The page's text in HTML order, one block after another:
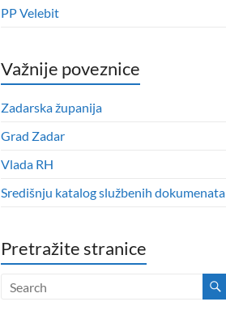
PP Velebit
Važnije poveznice
Zadarska županija
Grad Zadar
Vlada RH
Središnju katalog službenih dokumenata
Pretražite stranice